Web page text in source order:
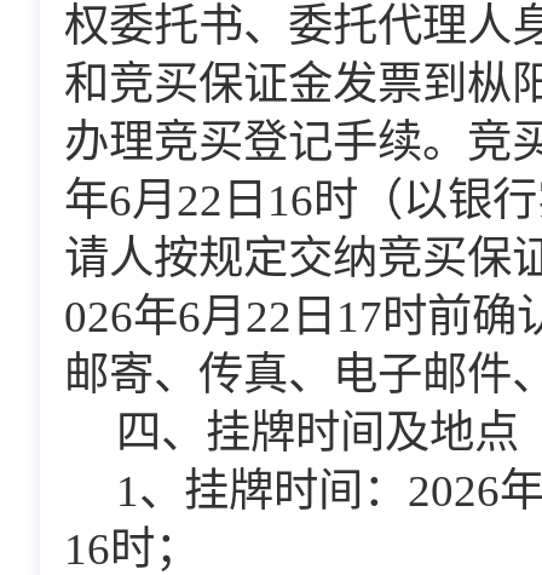
权委托书、委托代理人
和竞买保证金发票到枞
办理竞买登记手续。竞
年6月 22 日 16时（以银
请人按规定交纳竞买保
026年6月 22 日 17时前确
邮寄、传真、电子邮件
四、挂牌时间及地点
1、挂牌时间： 2026
16时；